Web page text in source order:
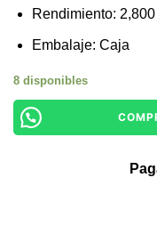
Rendimiento:
Embalaje: Caja
8 disponibles